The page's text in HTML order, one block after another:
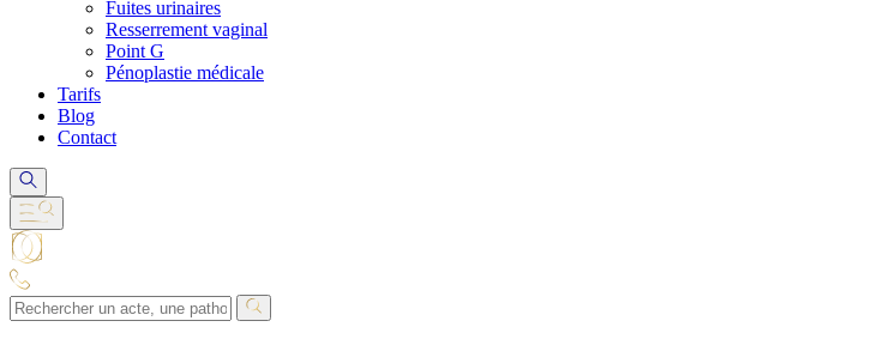
Fuites urinaires
Resserrement vaginal
Point G
Pénoplastie médicale
Tarifs
Blog
Contact